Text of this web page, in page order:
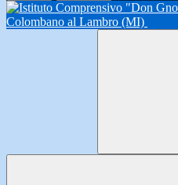
Colombano al Lambro (MI)